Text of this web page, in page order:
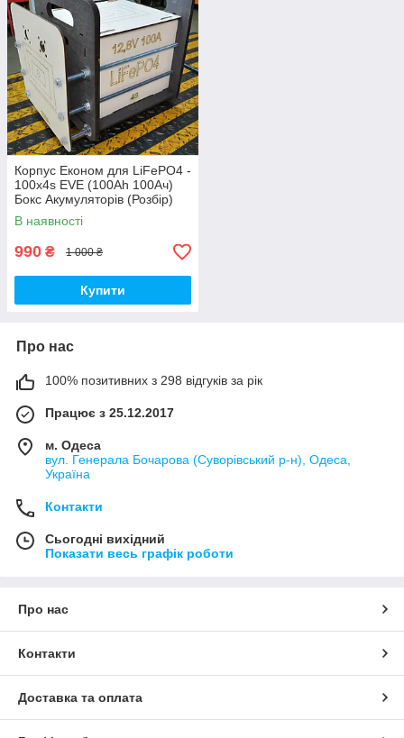
Корпус Економ для LiFePO4 -
100х4s EVE (100Ah 100Ач)
Бокс Акумуляторів (Розбір)
Дерев'яний Ящик Коробка
для Елементів Батарей А
В наявності
990 ₴ 1 000 ₴
Купити
Про нас
100% позитивних з 298 відгуків за рік
Працює з 25.12.2017
м. Одеса
вул. Генерала Бочарова (Суворівський р-н), Одеса,
Україна
Контакти
Сьогодні вихідний
Показати весь графік роботи
Про нас
Контакти
Доставка та оплата